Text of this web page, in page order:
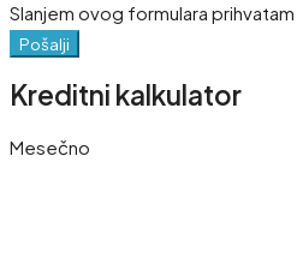
Slanjem ovog formulara prihvatam
Pošalji
Kreditni kalkulator
Mesečno